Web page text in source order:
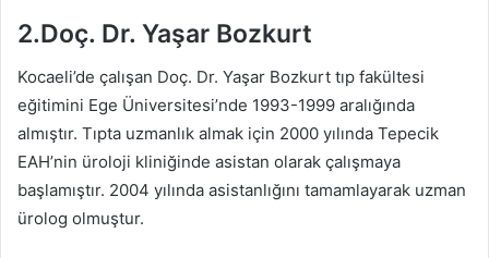
2.Doç. Dr. Yaşar Bozkurt
Kocaeli’de çalışan Doç. Dr. Yaşar Bozkurt tıp fakültesi
eğitimini Ege Üniversitesi’nde 1993-1999 aralığında
almıştır. Tıpta uzmanlık almak için 2000 yılında Tepecik
EAH’nin üroloji kliniğinde asistan olarak çalışmaya
başlamıştır. 2004 yılında asistanlığını tamamlayarak uzman
ürolog olmuştur.